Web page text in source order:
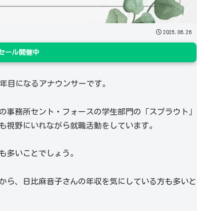
2025.06.26
ール開催中
目になるアナウンサーです。
務所セント・フォースの学生部門の「スプラウト」
視野にいれながら就職活動をしています。
多いことでしょう。
、日比麻音子さんの年収を気にしている方も多いと